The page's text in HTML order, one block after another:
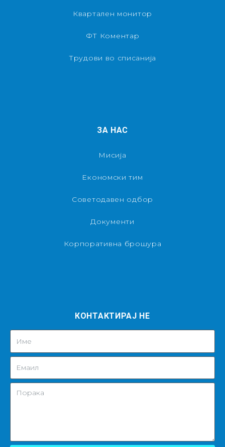
Квартален монитор
ФТ Коментар
Трудови во списанија
ЗА НАС
Мисија
Економски тим
Советодавен одбор
Документи
Корпоративна брошура
КОНТАКТИРАЈ НЕ